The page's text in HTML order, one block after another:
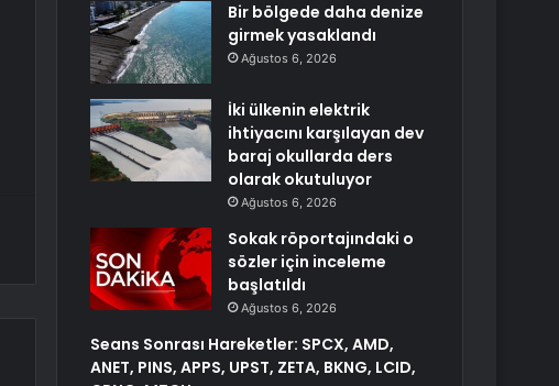
Bir bölgede daha denize
girmek yasaklandı
Ağustos 6, 2026
İki ülkenin elektrik
ihtiyacını karşılayan dev
baraj okullarda ders
olarak okutuluyor
Ağustos 6, 2026
Sokak röportajındaki o
sözler için inceleme
başlatıldı
Ağustos 6, 2026
Seans Sonrası Hareketler: SPCX, AMD,
ANET, PINS, APPS, UPST, ZETA, BKNG, LCID,